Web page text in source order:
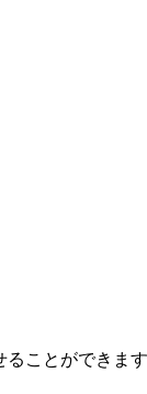
ことができま